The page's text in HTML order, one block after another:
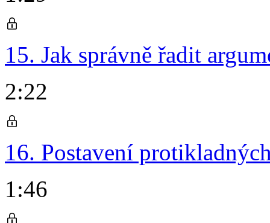
15. Jak správně řadit
2:22
16. Postavení
1:46